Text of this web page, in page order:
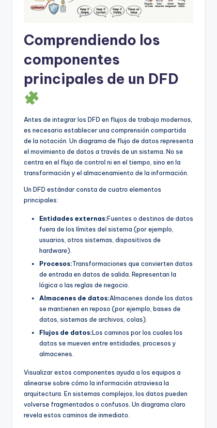
U
p
d
Comprendiendo los
componentes
principales de un DFD
Antes de integrar los DFD en flujos de trabajo modernos,
es necesario establecer una comprensión compartida
de la notación. Un diagrama de flujo de datos representa
el movimiento de datos a través de un sistema. No se
centra en el flujo de control ni en el tiempo, sino en la
transformación y el almacenamiento de la información.
Un DFD estándar consta de cuatro elementos
principales:
Entidades externas:Fuentes o destinos de datos
fuera de los límites del sistema (por ejemplo,
usuarios, otros sistemas, dispositivos de
hardware).
Procesos:Transformaciones que convierten datos
de entrada en datos de salida. Representan la
lógica o las reglas de negocio.
Almacenes de datos:Almacenes donde los datos
se mantienen en reposo (por ejemplo, bases de
datos, sistemas de archivos, colas).
Flujos de datos:Los caminos por los cuales los
datos se mueven entre entidades, procesos y
almacenes.
Visualizar estos componentes ayuda a los equipos a
alinearse sobre cómo la información atraviesa la
arquitectura. En sistemas complejos, los datos pueden
volverse fragmentados o confusos. Un diagrama claro
revela estos caminos de inmediato.